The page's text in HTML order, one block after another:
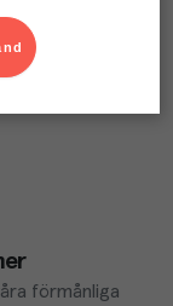
artiklar och
förmånliga